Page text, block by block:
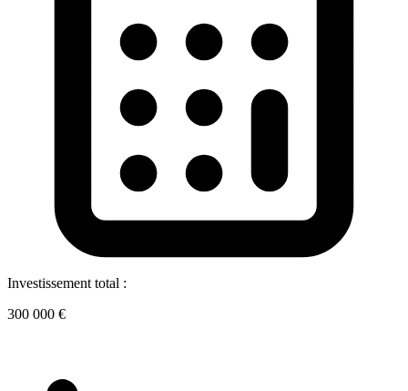
Investissement total :
300 000 €